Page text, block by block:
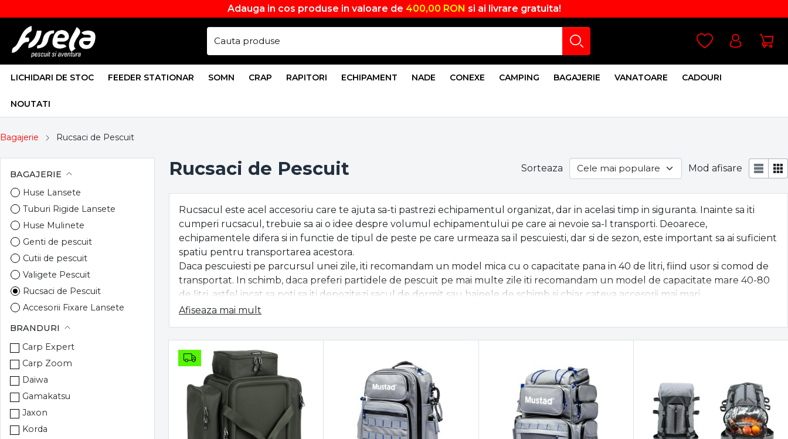
Adauga in cos produse in valoare de 400,00 RON si ai livrare gratuita!
LICHIDARI DE STOC FEEDER STATIONAR SOMN CRAP RAPITORI ECHIPAMENT NADE CONEXE CAMPING BAGAJERIE VANATOARE CADOURI
NOUTATI
Bagajerie Rucsaci de Pescuit
BAGAJERIE
Huse Lansete
Tuburi Rigide Lansete
Huse Mulinete
Genti de pescuit
Cutii de pescuit
Valigete Pescuit
Rucsaci de Pescuit
Accesorii Fixare Lansete
Borsete Pescuit
BRANDURI
Carp Expert
Carp Zoom
Daiwa
Gamakatsu
Jaxon
Korda
Rucsaci de Pescuit Sorteaza Mod afisare
Rucsacul este acel accesoriu care te ajuta sa-ti pastrezi echipamentul organizat, dar in acelasi timp in siguranta. Inainte sa iti
cumperi rucsacul, trebuie sa ai o idee despre volumul echipamentului pe care ai nevoie sa-l transporti. Deoarece,
echipamentele difera si in functie de tipul de peste pe care urmeaza sa il pescuiesti, dar si de sezon, este important sa ai suficient
spatiu pentru transportarea acestora.
Daca pescuiesti pe parcursul unei zile, iti recomandam un model mica cu o capacitate pana in 40 de litri, fiind usor si comod de
transportat. In schimb, daca preferi partidele de pescuit pe mai multe zile iti recomandam un model de capacitate mare 40-80
de litri, astfel incat sa poti sa iti depozitezi sacul de dormit sau hainele de schimb si chiar cateva accesorii mai mari.
Durabilitatea este una dintre cele mai importante caracteristici pe care trebuie sa le ai in vedere atunci cand alegi rucsacul. Sunt
expuse, precum razele puternice ale soarelui si, mai ales, ploaia.
Rucsacurile cu mai multe compartiment sunt extrem de utile, astfel incat sa poti depozita separat ustensilele de pescuit,
pentru a-ti fi la indemana atunci cand ai nevoie de ele, dar si pentru a evita deteriorarea acestora. Pentru o purtare cat mai
comoda pe spate, este importanta centura de talie, captuseala pentru umeri si spate a bratelor,dar si
captuseala de spate
aerisita. Aceste elemente influenteaza gradul de confort pe care il vei avea in timpul partidelor de pescuit.
Afiseaza mai mult